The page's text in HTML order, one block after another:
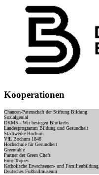
Kooperationen
Chancen-Patenschaft der Stiftung Bildung
Sozialgenial
DKMS - Wir besiegen Blutkrebs
Landesprogramm Bildung und Gesundheit
Stadtwerke Bochum
VfL Bochum 1848
Hochschule für Gesundheit
Greentable
Partner der Green Chefs
Euro-Toques
Katholische Erwachsenen- und Familienbildung
Deutsches Fußballmuseum